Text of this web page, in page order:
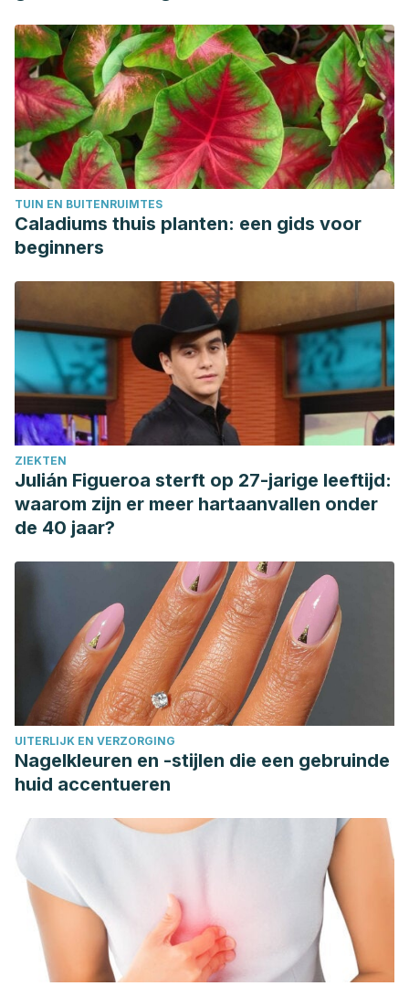
Febrero 2012. 10(14).
Zell M, Grundmann O. An orthomolecular approach to the
prevention and treatment of psychiatric disorders.
Advances in mind body medicine. 2012. 26(2):14-28.
TUIN EN BUITENRUIMTES
Caladiums thuis planten: een gids voor
beginners
ZIEKTEN
Julián Figueroa sterft op 27-jarige leeftijd:
waarom zijn er meer hartaanvallen onder
de 40 jaar?
UITERLIJK EN VERZORGING
Nagelkleuren en -stijlen die een gebruinde
huid accentueren